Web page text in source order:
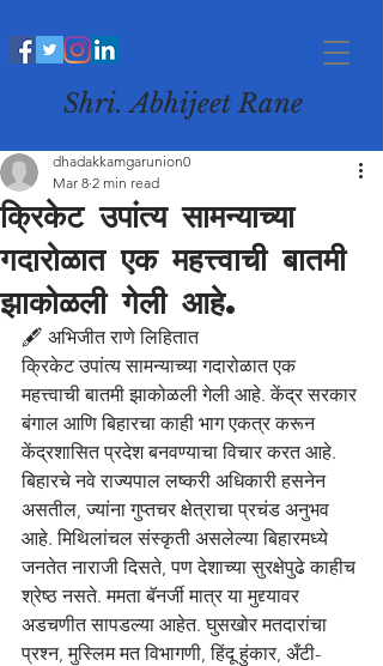
Shri. Abhijeet Rane
क्रिकेट उपांत्य सामन्याच्या
गदारोळात एक महत्त्वाची बातमी
झाकोळली गेली आहे.
dhadakkamgarunion0
Mar 8 2 min read
🖋️ अभिजीत राणे लिहितात
क्रिकेट उपांत्य सामन्याच्या गदारोळात एक
महत्त्वाची बातमी झाकोळली गेली आहे. केंद्र सरकार
बंगाल आणि बिहारचा काही भाग एकत्र करून
केंद्रशासित प्रदेश बनवण्याचा विचार करत आहे.
बिहारचे नवे राज्यपाल लष्करी अधिकारी हसनेन
असतील, ज्यांना गुप्तचर क्षेत्राचा प्रचंड अनुभव
आहे. मिथिलांचल संस्कृती असलेल्या बिहारमध्ये
जनतेत नाराजी दिसते, पण देशाच्या सुरक्षेपुढे काहीच
श्रेष्ठ नसते. ममता बॅनर्जी मात्र या मुद्द्यावर
अडचणीत सापडल्या आहेत. घुसखोर मतदारांचा
प्रश्न, मुस्लिम मत विभागणी, हिंदू हुंकार, अँटी-